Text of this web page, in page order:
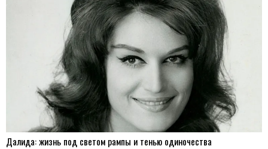
Далида: жизнь под светом рампы и тенью одиночества